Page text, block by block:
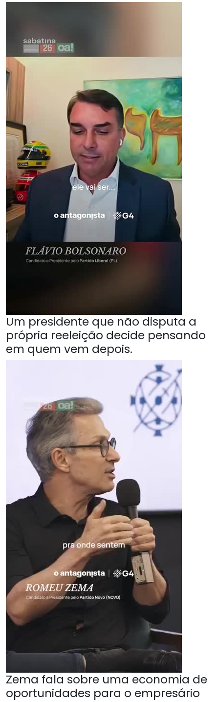
Um presidente que não disputa a
própria reeleição decide pensando
em quem vem depois.
Zema fala sobre uma economia de
oportunidades para o empresário